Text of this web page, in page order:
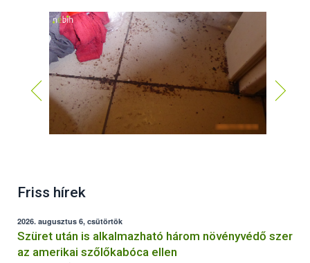
Friss hírek
2026. augusztus 6, csütörtök
Szüret után is alkalmazható három növényvédő szer
az amerikai szőlőkabóca ellen